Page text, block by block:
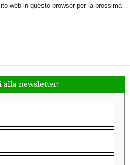
web in questo browser per la prossima
alla newsletter!